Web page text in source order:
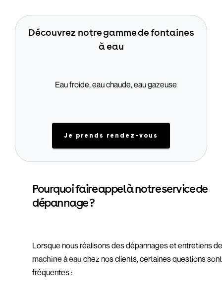
Découvrez notre gamme de fontaines
à eau
Eau froide, eau chaude, eau gazeuse
Je prends rendez-vous
Pourquoi faire appel à notre service de
dépannage ?
Lorsque nous réalisons des dépannages et entretiens
machine à eau chez nos clients, certaines questions
fréquentes :